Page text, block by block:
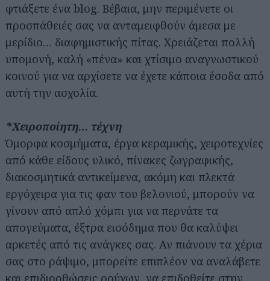
φτιάξετε ένα blog. Βέβαια, μην περιμένετε οι
προσπάθειές σας να ανταμειφθούν άμεσα με
μερίδιο… διαφημιστικής πίτας. Χρειάζεται πολλή
υπομονή, καλή «πένα» και χτίσιμο αναγνωστικού
κοινού για να αρχίσετε να έχετε κάποια έσοδα από
αυτή την ασχολία.
*Χειροποίητη… τέχνη
Όμορφα κοσμήματα, έργα κεραμικής, χειροτεχνίες
από κάθε είδους υλικό, πίνακες ζωγραφικής,
διακοσμητικά αντικείμενα, ακόμη και πλεκτά
εργόχειρα για τις φαν του βελονιού, μπορούν να
γίνουν από απλό χόμπι για να περνάτε τα
απογεύματα, έξτρα εισόδημα που θα καλύψει
αρκετές από τις ανάγκες σας. Αν πιάνουν τα χέρια
σας στο ράψιμο, μπορείτε επιπλέον να αναλάβετε
και επιδιορθώσεις ρούχων, να επιδοθείτε στην